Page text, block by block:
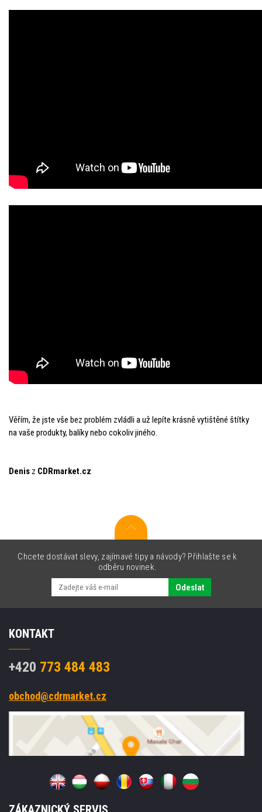
Věřím, že jste vše bez problém zvládli a už lepíte krásně vytištěné štítky
na vaše produkty, balíky nebo cokoliv jiného.
Denis z CDRmarket.cz
Chcete dostávat slevy, zajímavé tipy a návody? Přihlašte se k
odběru novinek.
Odeslat
KONTAKT
+420 773 484 483
obchod@cdrmarket.cz